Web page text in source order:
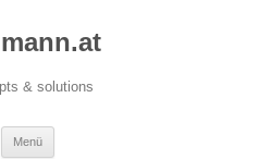
& solutions
Menü